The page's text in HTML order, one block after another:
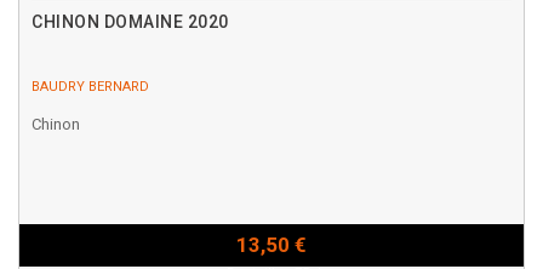
CHINON DOMAINE 2020
BAUDRY BERNARD
Chinon
13,50 €